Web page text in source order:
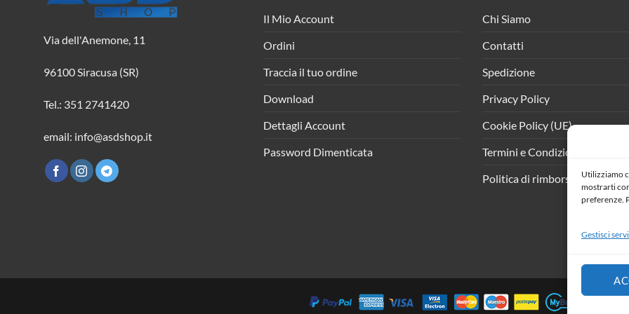
Utilizziamo
mostrarti
preferenze.
Gestisci
Via dell'Anemone, 11
96100 Siracusa (SR)
Tel.: 351 2741420
email: info@asdshop.it
Il Mio Account
Ordini
Traccia il tuo ordine
Download
Dettagli Account
Password Dimenticata
Chi Siamo
Contatti
Spedizione
Privacy Policy
Cookie Policy (UE)
Termini e Condizioni
Politica di rimborso e resi